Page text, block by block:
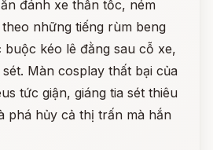
đánh xe thần tốc, ném
những tiếng rùm beng
kéo lê đằng sau cỗ xe,
Màn cosplay thất bại của
tức giận, giáng tia sét thiêu
phá hủy cả thị trấn mà hắn